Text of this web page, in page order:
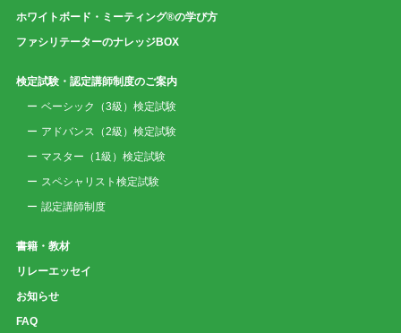
ホワイトボード・ミーティング®の学び方
ファシリテーターのナレッジBOX
検定試験・認定講師制度のご案内
ベーシック（3級）検定試験
アドバンス（2級）検定試験
マスター（1級）検定試験
スペシャリスト検定試験
認定講師制度
書籍・教材
リレーエッセイ
お知らせ
FAQ